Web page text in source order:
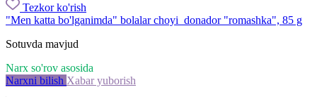
Tezkor ko'rish
"Men katta bo'lganimda" bolalar choyi donador "romashka", 85 g
Sotuvda mavjud
Narx so'rov asosida
Narxni bilish Xabar yuborish